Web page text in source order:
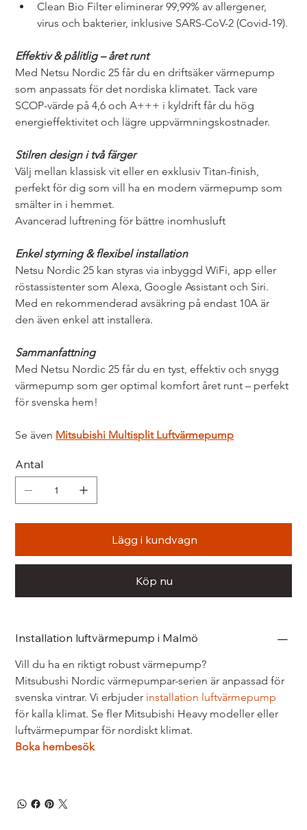
Clean Bio Filter eliminerar 99,99% av allergener,
virus och bakterier, inklusive SARS-CoV-2 (Covid-19).
Effektiv & pålitlig – året runt
Med Netsu Nordic 25 får du en driftsäker värmepump
som anpassats för det nordiska klimatet. Tack vare
SCOP-värde på 4,6 och A+++ i kyldrift får du hög
energieffektivitet och lägre uppvärmningskostnader.
Stilren design i två färger
Välj mellan klassisk vit eller en exklusiv Titan-finish,
perfekt för dig som vill ha en modern värmepump som
smälter in i hemmet.
Avancerad luftrening för bättre inomhusluft
Enkel styrning & flexibel installation
Netsu Nordic 25 kan styras via inbyggd WiFi, app eller
röstassistenter som Alexa, Google Assistant och Siri.
Med en rekommenderad avsäkring på endast 10A är
den även enkel att installera.
Sammanfattning
Med Netsu Nordic 25 får du en tyst, effektiv och snygg
värmepump som ger optimal komfort året runt – perfekt
för svenska hem!
Se även Mitsubishi Multisplit Luftvärmepump
Antal
Lägg i kundvagn
Köp nu
Installation luftvärmepump i Malmö
Vill du ha en riktigt robust värmepump?
Mitsubushi Nordic värmepumpar-serien är anpassad för
svenska vintrar. Vi erbjuder installation luftvärmepump
för kalla klimat. Se fler Mitsubishi Heavy modeller eller
luftvärmepumpar för nordiskt klimat.
Boka hembesök